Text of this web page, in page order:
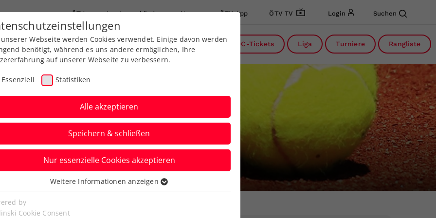
ÖTV Landesverbände News ÖTV App ÖTV TV Login Suchen
Ausbildungen Services Über uns DC-Tickets Liga Turniere Rangliste
Aktuelle News
Webseite werden Cookies verwendet. Einige davon werden
benötigt, während es uns andere ermöglichen, Ihre
auf unserer Webseite zu verbessern.
Essenziell Statistiken
Alle akzeptieren
Speichern & schließen
Nur essenzielle Cookies akzeptieren
Cookies werden für grundlegende Funktionen der
benötigt. Dadurch ist gewährleistet, dass die Webseite
Weitere Informationen anzeigen
by
Cookie Consent